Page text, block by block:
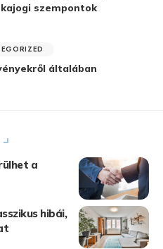
szempontok
általában
a
hibái,